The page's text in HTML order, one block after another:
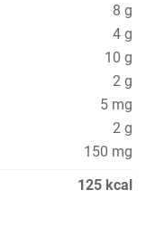
8 g
4 g
10 g
2 g
5 mg
2 g
150 mg
125 kcal